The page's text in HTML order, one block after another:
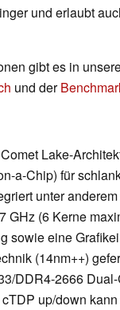
und erlaubt
gibt es in
und der
Lake-
a-Chip) für
unter
GHz (6 Kerne
sowie eine
(14nm++)
DDR4-2666
up/down